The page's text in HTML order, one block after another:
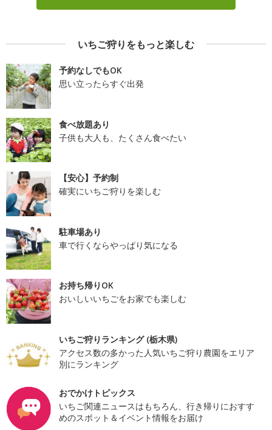
いちご狩りをもっと楽しむ
予約なしでもOK
思い立ったらすぐ出発
食べ放題あり
子供も大人も、たくさん食べたい
【安心】予約制
確実にいちご狩りを楽しむ
駐車場あり
車で行くならやっぱり気になる
お持ち帰りOK
おいしいいちごをお家でも楽しむ
いちご狩りランキング (栃木県)
アクセス数の多かった人気いちご狩り農園をエリア
別にランキング
おでかけトピックス
いちご関連ニュースはもちろん、行き帰りにおすす
めのスポット＆イベント情報をお届け